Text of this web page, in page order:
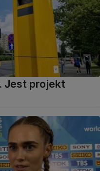
Jest projekt